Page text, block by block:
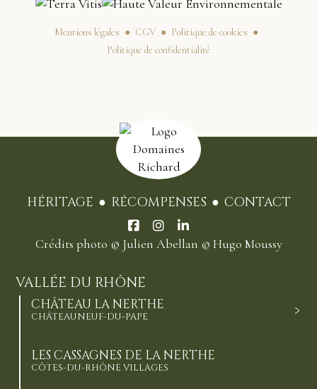
Mentions légales CGV
Politique de cookies
Politique de confidentialité
HÉRITAGE RÉCOMPENSES CONTACT
Crédits photo © Julien Abellan © Hugo Moussy
VALLÉE DU RHÔNE
CHÂTEAU LA NERTHE
CHÂTEAUNEUF-DU-PAPE
LES CASSAGNES DE LA NERTHE
CÔTES-DU-RHÔNE VILLAGES